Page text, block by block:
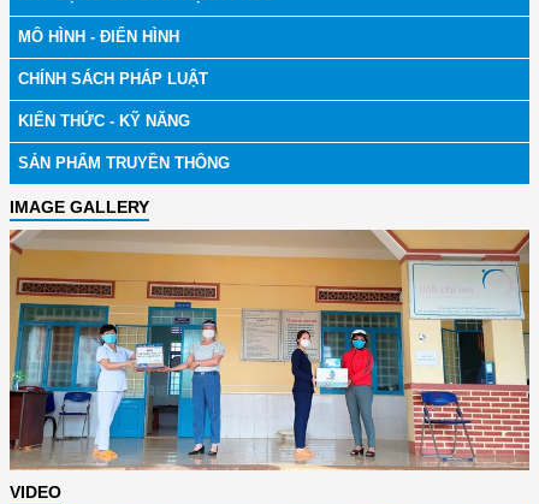
MÔ HÌNH - ĐIỂN HÌNH
CHÍNH SÁCH PHÁP LUẬT
KIẾN THỨC - KỸ NĂNG
SẢN PHẨM TRUYỀN THÔNG
IMAGE GALLERY
VIDEO